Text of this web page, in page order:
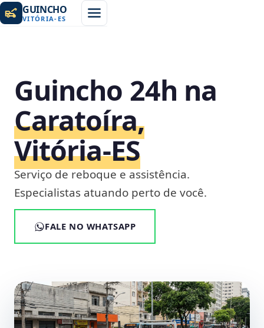
GUINCHO
VITÓRIA- ES
Guincho 24h na
Caratoíra,
Vitória‑ES
Serviço de reboque e assistência.
Especialistas atuando perto de você.
FALE NO WHATSAPP